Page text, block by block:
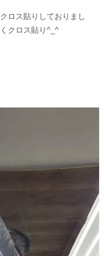
ロス貼りしておりまし
クロス貼り^_^